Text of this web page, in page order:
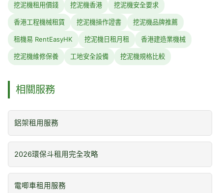
挖泥機租用價錢 挖泥機香港 挖泥機安全要求
香港工程機械租賃 挖泥機操作證書 挖泥機品牌推薦
租機易 RentEasyHK 挖泥機日租月租 香港建造業機械
挖泥機維修保養 工地安全設備 挖泥機規格比較
相關服務
鋁架租用服務
2026環保斗租用完全攻略
電唧車租用服務